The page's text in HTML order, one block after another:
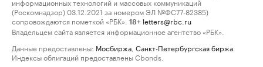
(Роскомнадзор) 03.12.2021 за номером ЭЛ №ФС77-82385)
сопровождаются пометкой «РБК».
18+ letters@rbc.ru
Владельцем сайта является информационное агентство «РБК».
Данные предоставлены: Мосбиржа Санкт-Петербургская биржа
Индексы облигаций предоставлены Cbonds.